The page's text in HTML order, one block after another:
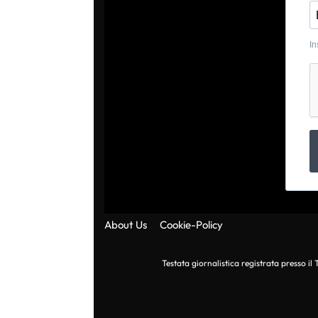
About Us Cookie-Policy
Testata giornalistica registrata presso il